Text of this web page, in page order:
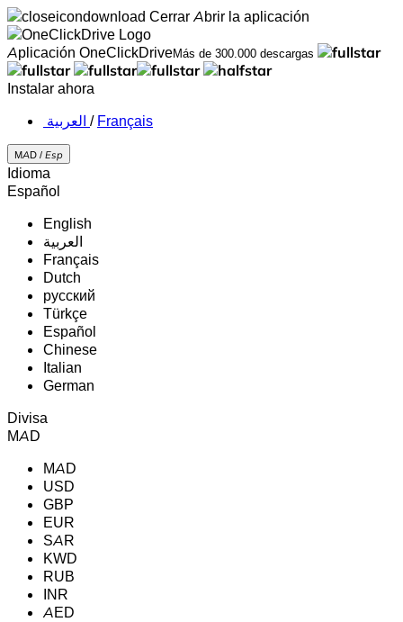
Cerrar Abrir la aplicación
Aplicación OneClickDriveMás de 300.000 descargas
Instalar ahora
‏العربية ‏ / Français
MAD / Esp
Idioma
Español
English
‏العربية‏
Français
Dutch
русский
Türkçe
Español
Chinese
Italian
German
Divisa
MAD
MAD
USD
GBP
EUR
SAR
KWD
RUB
INR
AED